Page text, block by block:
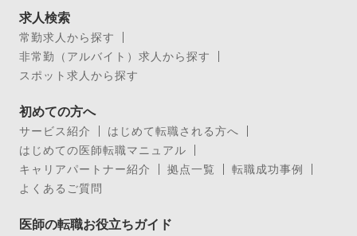
求人検索
常勤求人から探す
非常勤（アルバイト）求人から探す
スポット求人から探す
初めての方へ
サービス紹介
はじめて転職される方へ
はじめての医師転職マニュアル
キャリアパートナー紹介
拠点一覧
転職成功事例
よくあるご質問
医師の転職お役立ちガイド